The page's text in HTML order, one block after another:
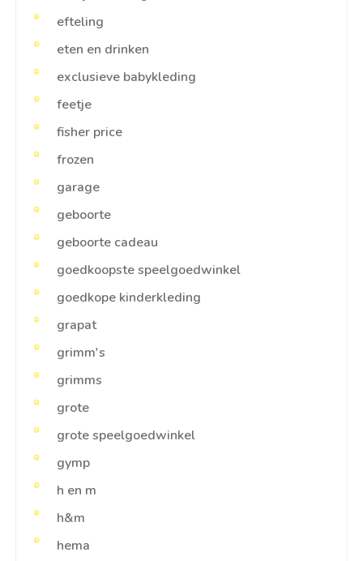
efteling
eten en drinken
exclusieve babykleding
feetje
fisher price
frozen
garage
geboorte
geboorte cadeau
goedkoopste speelgoedwinkel
goedkope kinderkleding
grapat
grimm's
grimms
grote
grote speelgoedwinkel
gymp
h en m
h&m
hema